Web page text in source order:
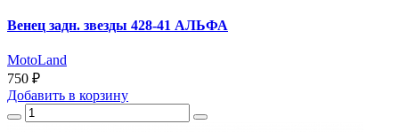
Венец задн. звезды 428-41 АЛЬФА
MotoLand
750 ₽
Добавить в корзину